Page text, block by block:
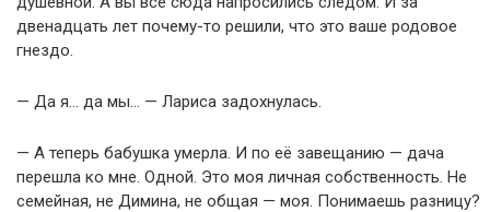
двенадцать лет почему-то решили, что это ваше родовое
гнездо.
— Да я… да мы… — Лариса задохнулась.
— А теперь бабушка умерла. И по её завещанию — дача
перешла ко мне. Одной. Это моя личная собственность. Не
семейная, не Димина, не общая — моя. Понимаешь разницу?